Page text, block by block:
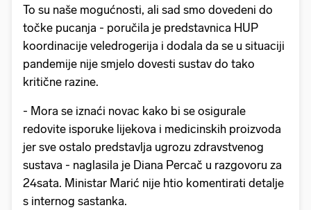
To su naše mogućnosti, ali sad smo dovedeni do
točke pucanja - poručila je predstavnica HUP
koordinacije veledrogerija i dodala da se u situaciji
pandemije nije smjelo dovesti sustav do tako
kritične razine.
- Mora se iznaći novac kako bi se osigurale
redovite isporuke lijekova i medicinskih proizvoda
jer sve ostalo predstavlja ugrozu zdravstvenog
sustava - naglasila je Diana Percač u razgovoru za
24sata. Ministar Marić nije htio komentirati detalje
s internog sastanka.